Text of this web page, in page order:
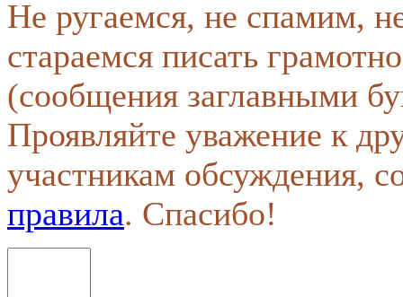
Не ругаемся, не спамим,
стараемся писать
(сообщения заглавными
Проявляйте уважение к
участникам обсуждения,
правила. Спасибо!